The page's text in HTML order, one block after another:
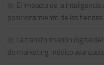
El impacto de la inteligencia
posicionamiento de las tiendas
La transformación digital
de marketing médico